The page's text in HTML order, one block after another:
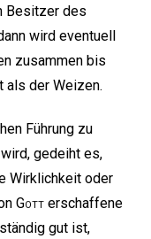
Besitzer des
wird eventuell
zusammen bis
als der Weizen.
Führung zu
gedeiht es,
Wirklichkeit oder
Gott erschaffene
gut ist,